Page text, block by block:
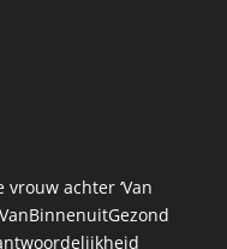
vrouw achter ‘Van